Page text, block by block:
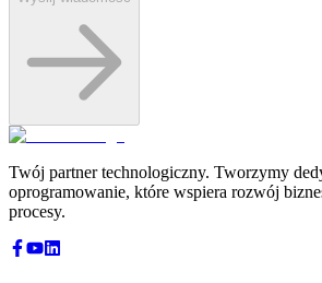
Twój partner technologiczny. Tworzymy
oprogramowanie, które wspiera rozwój
procesy.